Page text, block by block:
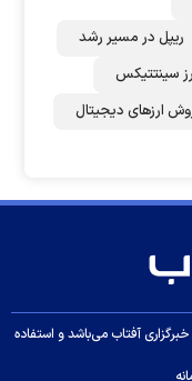
ریپل در مسیر رشد
سینتتیکس
ارزهای دیجیتال
آفتاب می‌باشد و استفاده